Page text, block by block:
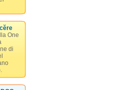
One
di